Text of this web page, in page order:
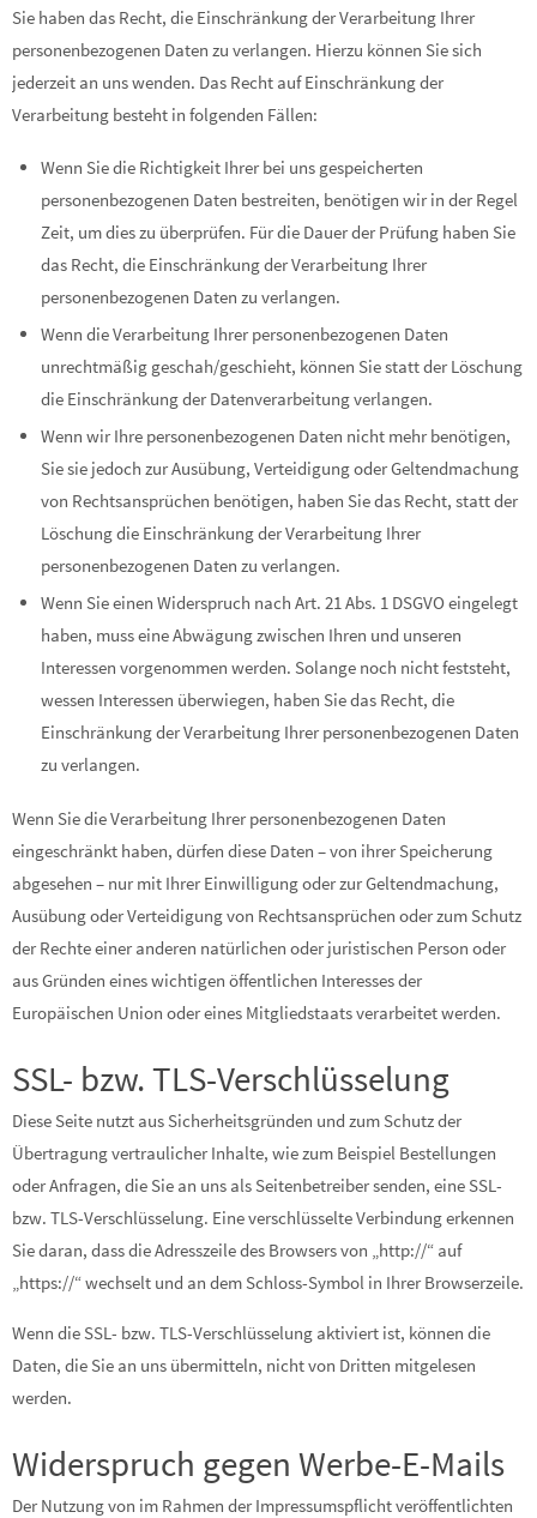
Sie haben das Recht, die Einschränkung der Verarbeitung Ihrer
personenbezogenen Daten zu verlangen. Hierzu können Sie sich
jederzeit an uns wenden. Das Recht auf Einschränkung der
Verarbeitung besteht in folgenden Fällen:
Wenn Sie die Richtigkeit Ihrer bei uns gespeicherten
personenbezogenen Daten bestreiten, benötigen wir in der Regel
Zeit, um dies zu überprüfen. Für die Dauer der Prüfung haben Sie
das Recht, die Einschränkung der Verarbeitung Ihrer
personenbezogenen Daten zu verlangen.
Wenn die Verarbeitung Ihrer personenbezogenen Daten
unrechtmäßig geschah/geschieht, können Sie statt der Löschung
die Einschränkung der Datenverarbeitung verlangen.
Wenn wir Ihre personenbezogenen Daten nicht mehr benötigen,
Sie sie jedoch zur Ausübung, Verteidigung oder Geltendmachung
von Rechtsansprüchen benötigen, haben Sie das Recht, statt der
Löschung die Einschränkung der Verarbeitung Ihrer
personenbezogenen Daten zu verlangen.
Wenn Sie einen Widerspruch nach Art. 21 Abs. 1 DSGVO eingelegt
haben, muss eine Abwägung zwischen Ihren und unseren
Interessen vorgenommen werden. Solange noch nicht feststeht,
wessen Interessen überwiegen, haben Sie das Recht, die
Einschränkung der Verarbeitung Ihrer personenbezogenen Daten
zu verlangen.
Wenn Sie die Verarbeitung Ihrer personenbezogenen Daten
eingeschränkt haben, dürfen diese Daten – von ihrer Speicherung
abgesehen – nur mit Ihrer Einwilligung oder zur Geltendmachung,
Ausübung oder Verteidigung von Rechtsansprüchen oder zum Schutz
der Rechte einer anderen natürlichen oder juristischen Person oder
aus Gründen eines wichtigen öffentlichen Interesses der
Europäischen Union oder eines Mitgliedstaats verarbeitet werden.
SSL- bzw. TLS-Verschlüsselung
Diese Seite nutzt aus Sicherheitsgründen und zum Schutz der
Übertragung vertraulicher Inhalte, wie zum Beispiel Bestellungen
oder Anfragen, die Sie an uns als Seitenbetreiber senden, eine SSL-
bzw. TLS-Verschlüsselung. Eine verschlüsselte Verbindung erkennen
Sie daran, dass die Adresszeile des Browsers von „http://“ auf
„https://“ wechselt und an dem Schloss-Symbol in Ihrer Browserzeile.
Wenn die SSL- bzw. TLS-Verschlüsselung aktiviert ist, können die
Daten, die Sie an uns übermitteln, nicht von Dritten mitgelesen
werden.
Widerspruch gegen Werbe-E-Mails
Der Nutzung von im Rahmen der Impressumspflicht veröffentlichten